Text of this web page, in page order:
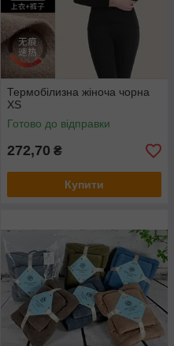
Термобілизна жіноча чорна
XS
Готово до відправки
272,70 ₴
Купити